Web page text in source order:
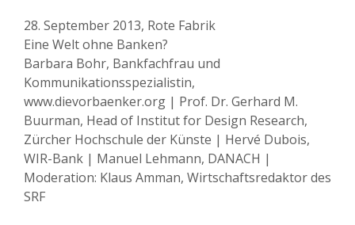
28. September 2013, Rote Fabrik
Eine Welt ohne Banken?
Barbara Bohr, Bankfachfrau und
Kommunikationsspezialistin,
www.dievorbaenker.org | Prof. Dr. Gerhard M.
Buurman, Head of Institut for Design Research,
Zürcher Hochschule der Künste | Hervé Dubois,
WIR-Bank | Manuel Lehmann, DANACH |
Moderation: Klaus Amman, Wirtschaftsredaktor des
SRF